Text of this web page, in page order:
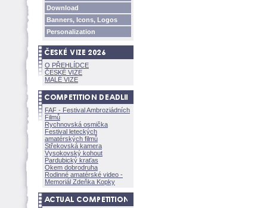
Download
Banners, Icons, Logos
Personalization
O PŘEHLÍDCE
ČESKÉ VIZE
MALÉ VIZE
FAF - Festival Ambroziádních
Filmů
Rychnovská osmička
Festival leteckých
amatérských filmů
Střekovská kamera
Vysokovský kohout
Pardubický kraťas
Okem dobrodruha
Rodinné amatérské video -
Memoriál Zdeňka Kopky